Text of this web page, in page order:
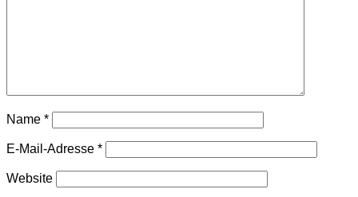
Name *
E-Mail-Adresse *
Website